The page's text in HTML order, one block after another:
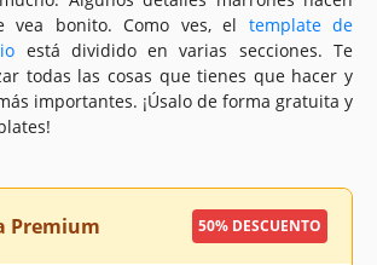
vea bonito. Como ves, el template de
está dividido en varias secciones. Te
todas las cosas que tienes que hacer y
importantes. ¡Úsalo de forma gratuita y
Premium 50% DESCUENTO